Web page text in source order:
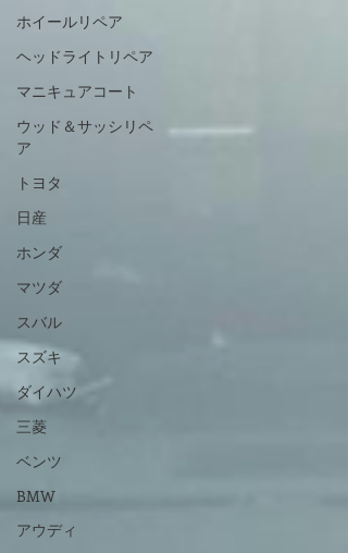
ホイールリペア
ヘッドライトリペア
マニキュアコート
ウッド＆サッシリペ
ア
トヨタ
日産
ホンダ
マツダ
スバル
スズキ
ダイハツ
三菱
ベンツ
BMW
アウディ